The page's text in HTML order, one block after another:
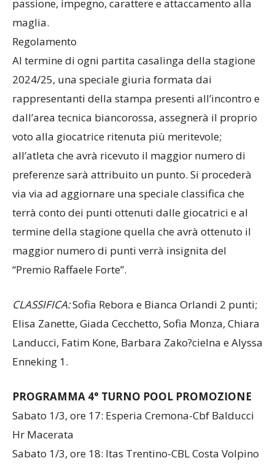
maglia.
Regolamento
Al termine di ogni partita casalinga della stagione
2024/25, una speciale giuria formata dai
rappresentanti della stampa presenti all’incontro e
dall’area tecnica biancorossa, assegnerà il proprio
voto alla giocatrice ritenuta più meritevole;
all’atleta che avrà ricevuto il maggior numero di
preferenze sarà attribuito un punto. Si procederà
via via ad aggiornare una speciale classifica che
terrà conto dei punti ottenuti dalle giocatrici e al
termine della stagione quella che avrà ottenuto il
maggior numero di punti verrà insignita del
“Premio Raffaele Forte”.
Elisa Zanette, Giada Cecchetto, Sofia Monza, Chiara
Landucci, Fatim Kone, Barbara Zako?cielna e Alyssa
Enneking 1.
Sabato 1/3, ore 17: Esperia Cremona-Cbf Balducci
Hr Macerata
Sabato 1/3, ore 18: Itas Trentino-CBL Costa Volpino
Domenica 2/3, ore 17: Narconon Melendugno-